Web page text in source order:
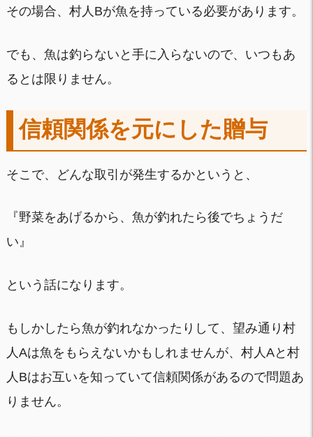
その場合、村人Bが魚を持っている必要があります。
でも、魚は釣らないと手に入らないので、いつもあ
るとは限りません。
信頼関係を元にした贈与
そこで、どんな取引が発生するかというと、
『野菜をあげるから、魚が釣れたら後でちょうだ
い』
という話になります。
もしかしたら魚が釣れなかったりして、望み通り村
人Aは魚をもらえないかもしれませんが、村人Aと村
人Bはお互いを知っていて信頼関係があるので問題あ
りません。